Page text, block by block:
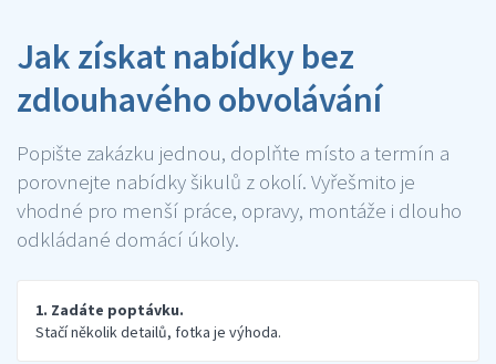
Jak získat nabídky bez
zdlouhavého obvolávání
Popište zakázku jednou, doplňte místo a termín a
porovnejte nabídky šikulů z okolí. Vyřešmito je
vhodné pro menší práce, opravy, montáže i dlouho
odkládané domácí úkoly.
1. Zadáte poptávku.
Stačí několik detailů, fotka je výhoda.